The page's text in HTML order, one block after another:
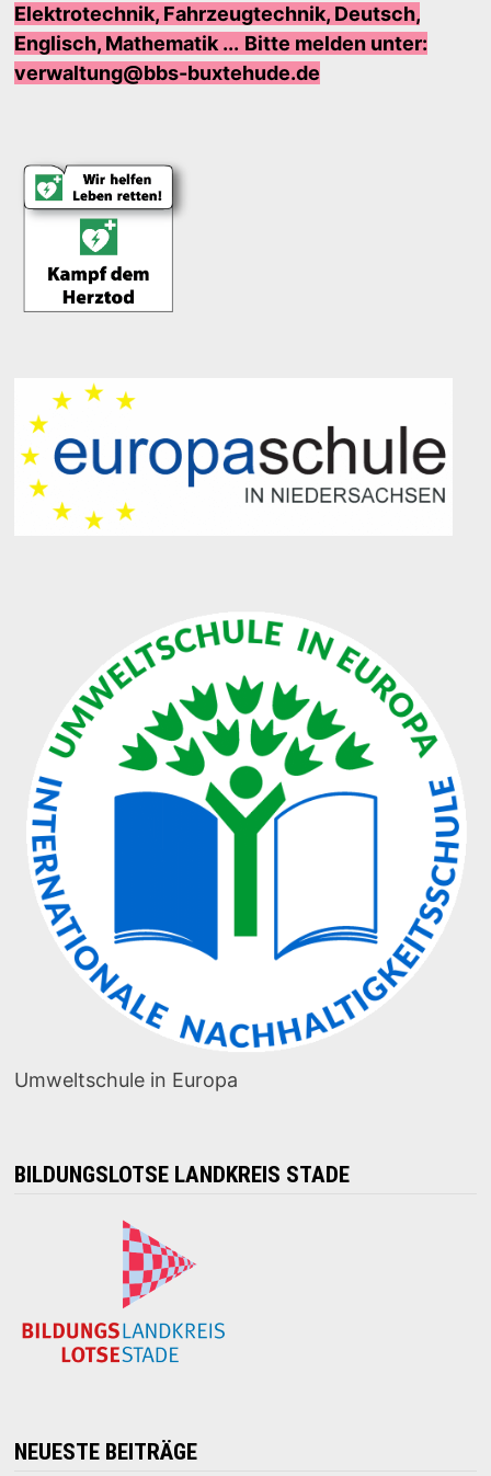
Elektrotechnik, Fahrzeugtechnik, Deutsch,
Englisch, Mathematik ... Bitte melden unter:
verwaltung@bbs-buxtehude.de
Umweltschule in Europa
BILDUNGSLOTSE LANDKREIS STADE
NEUESTE BEITRÄGE